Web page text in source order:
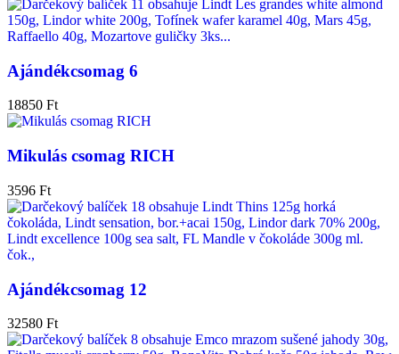
Ajándékcsomag 6
18850 Ft
Mikulás csomag RICH
3596 Ft
Ajándékcsomag 12
32580 Ft